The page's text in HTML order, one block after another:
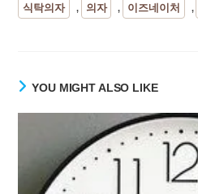
식탁의자 , 의자 , 이즈네이처 ,
YOU MIGHT ALSO LIKE